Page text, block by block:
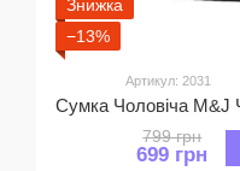
Знижка
−13%
Артикул: 2031
799 грн
699 грн